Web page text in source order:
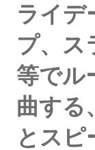
ライデ
プ、ス
等でル
曲する
とスピ